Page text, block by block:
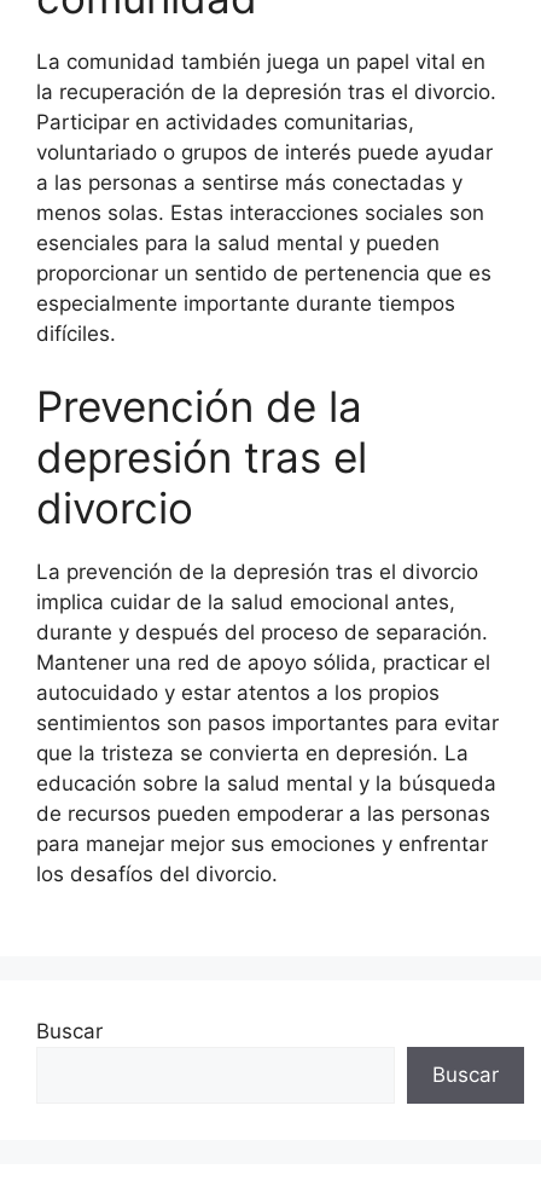
La comunidad también juega un papel vital en
la recuperación de la depresión tras el divorcio.
Participar en actividades comunitarias,
voluntariado o grupos de interés puede ayudar
a las personas a sentirse más conectadas y
menos solas. Estas interacciones sociales son
esenciales para la salud mental y pueden
proporcionar un sentido de pertenencia que es
especialmente importante durante tiempos
difíciles.
Prevención de la
depresión tras el
divorcio
La prevención de la depresión tras el divorcio
implica cuidar de la salud emocional antes,
durante y después del proceso de separación.
Mantener una red de apoyo sólida, practicar el
autocuidado y estar atentos a los propios
sentimientos son pasos importantes para evitar
que la tristeza se convierta en depresión. La
educación sobre la salud mental y la búsqueda
de recursos pueden empoderar a las personas
para manejar mejor sus emociones y enfrentar
los desafíos del divorcio.
Buscar
Buscar